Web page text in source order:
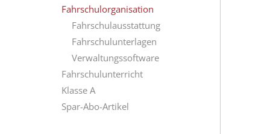
Fahrschulorganisation
Fahrschulausstattung
Fahrschulunterlagen
Verwaltungssoftware
Fahrschulunterricht
Klasse A
Spar-Abo-Artikel